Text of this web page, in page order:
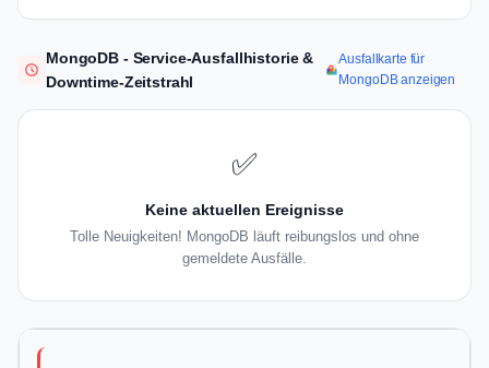
MongoDB - Service-Ausfallhistorie &
Downtime-Zeitstrahl
Ausfallkarte für
MongoDB anzeigen
✅
Keine aktuellen Ereignisse
Tolle Neuigkeiten! MongoDB läuft reibungslos und ohne
gemeldete Ausfälle.